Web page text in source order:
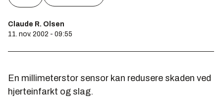
Claude R. Olsen
11. nov. 2002 - 09:55
En millimeterstor sensor kan redusere skaden ved
hjerteinfarkt og slag.